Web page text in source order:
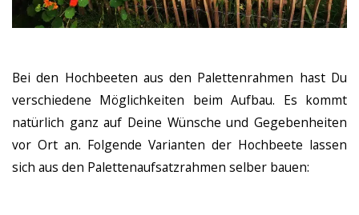
Bei den Hochbeeten aus den Palettenrahmen hast Du
verschiedene Möglichkeiten beim Aufbau. Es kommt
natürlich ganz auf Deine Wünsche und Gegebenheiten
vor Ort an. Folgende Varianten der Hochbeete lassen
sich aus den Palettenaufsatzrahmen selber bauen: